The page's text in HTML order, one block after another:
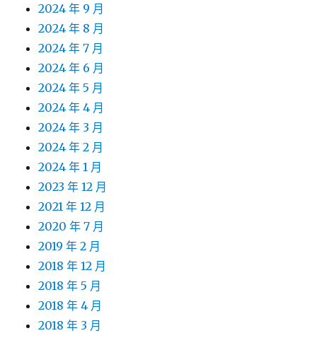
2024 年 9 月
2024 年 8 月
2024 年 7 月
2024 年 6 月
2024 年 5 月
2024 年 4 月
2024 年 3 月
2024 年 2 月
2024 年 1 月
2023 年 12 月
2021 年 12 月
2020 年 7 月
2019 年 2 月
2018 年 12 月
2018 年 5 月
2018 年 4 月
2018 年 3 月